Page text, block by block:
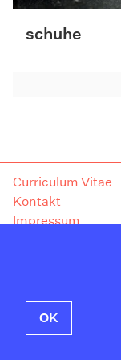
schuhe
Curriculum Vitae
Kontakt
Impressum
OK